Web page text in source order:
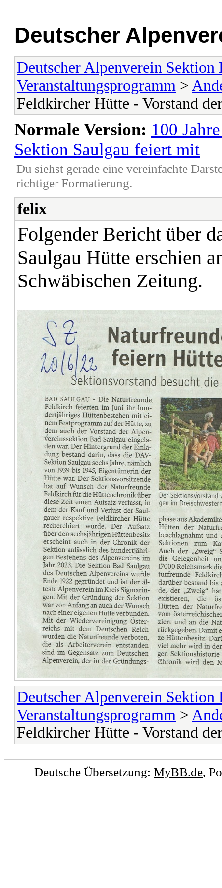
Deutscher
Deutscher Alpenverein Sektion
Veranstaltungsprogramm >
Feldkircher Hütte - Vorstand
Normale Version: 100
Sektion Saulgau feiert mit
Du siehst gerade eine vereinfachte
richtiger Formatierung.
felix
Folgender Bericht über
Saulgau Hütte erschien
Schwäbischen Zeitung.
Deutscher Alpenverein Sektion
Veranstaltungsprogramm >
Feldkircher Hütte - Vorstand
Deutsche Übersetzung: MyBB.de,